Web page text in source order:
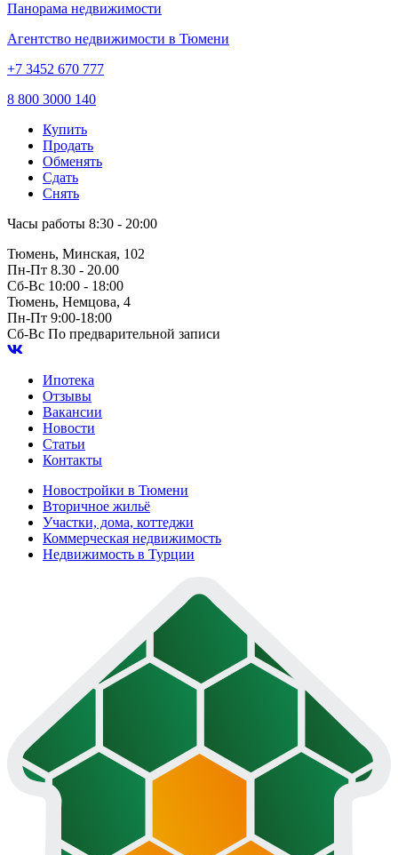
Панорама недвижимости
Агентство недвижимости в Тюмени
+7 3452 670 777
8 800 3000 140
Купить
Продать
Обменять
Сдать
Снять
Часы работы 8:30 - 20:00
Тюмень, Минская, 102
Пн-Пт 8.30 - 20.00
Сб-Вс 10:00 - 18:00
Тюмень, Немцова, 4
Пн-Пт 9:00-18:00
Сб-Вс По предварительной записи
Ипотека
Отзывы
Вакансии
Новости
Статьи
Контакты
Новостройки в Тюмени
Вторичное жильё
Участки, дома, коттеджи
Коммерческая недвижимость
Недвижимость в Турции